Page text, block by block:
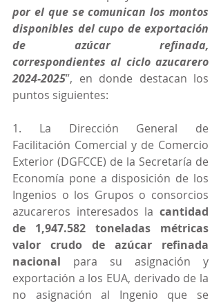
por el que se comunican los montos
disponibles del cupo de exportación
de azúcar refinada,
correspondientes al ciclo azucarero
2024-2025”, en donde destacan los
puntos siguientes:
1. La Dirección General de
Facilitación Comercial y de Comercio
Exterior (DGFCCE) de la Secretaría de
Economía pone a disposición de los
Ingenios o los Grupos o consorcios
azucareros interesados la cantidad
de 1,947.582 toneladas métricas
valor crudo de azúcar refinada
nacional para su asignación y
exportación a los EUA, derivado de la
no asignación al Ingenio que se